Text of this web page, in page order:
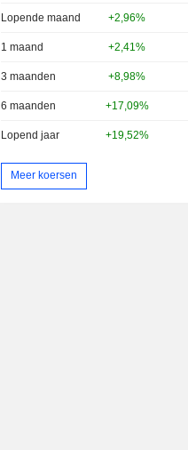
Lopende maand +2,96%
1 maand +2,41%
3 maanden +8,98%
6 maanden +17,09%
Lopend jaar +19,52%
Meer koersen